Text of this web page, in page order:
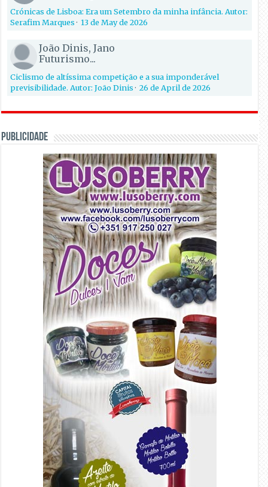
Crónicas de Lisboa: Era um Setembro da minha infância. Autor:
Serafim Marques·13 de May de 2026
João Dinis, Jano
Futurismo...
Ciclismo de altíssima competição e a sua imponderável
previsibilidade. Autor: João Dinis·26 de April de 2026
PUBLICIDADE